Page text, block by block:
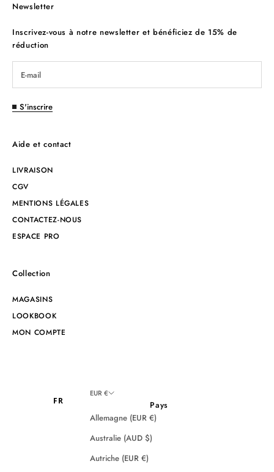
Newsletter
Inscrivez-vous à notre newsletter et bénéficiez de 15% de
réduction
S'inscrire
Aide et contact
LIVRAISON
CGV
MENTIONS LÉGALES
CONTACTEZ-NOUS
ESPACE PRO
Collection
MAGASINS
LOOKBOOK
MON COMPTE
FR
EUR €
Pays
Allemagne (EUR €)
Australie (AUD $)
Autriche (EUR €)